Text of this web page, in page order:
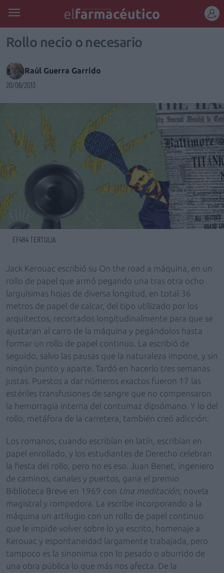
Rollo necio o necesario
Raúl Guerra Garrido
20/06/2013
EF484 TERTULIA
Jack Kerouac escribió su On the road a máquina, en un
rollo de papel que armó pegando una tras otra ocho
larguísimas hojas de diversa longitud, en total 36
metros de papel de calcar, del tipo utilizado por los
arquitectos, recortados longitudinalmente para que se
ajustaran al carro de la máquina y pegándolos hasta
formar un rollo de papel continuo. La escribió de
seguido, salvo las pausas que la naturaleza impone, y sin
ningún punto y aparte. Tardó en hacerlo tres semanas
justas. Puestos a dar números exactos fueron 17 las
estériles transfusiones de sangre que no compensaron
la hemorragia interna del contumaz dipsómano. Y lo del
rollo, metáfora de la carretera, también creó adicción.
Los romanos, cuando escribían en latín, escribían en
papel enrollado, y los estudiantes de Derecho celebran
la fiesta del rollo, pero no es eso. Juan Benet, ingeniero
de caminos, canales y puertos, gana el premio
Biblioteca Breve en 1969 con Una meditación, novela
magistral y rompedora. La escribe incorporando a la
máquina un artilugio con un rollo de papel continuo
que le impide volver sobre lo ya escrito, homenaje a
Kerouac y espontaneidad largamente trabajada, pero
tampoco es la sinonimia con lo pesado o aburrido de
una obra pública lo que más nos afecta. De la